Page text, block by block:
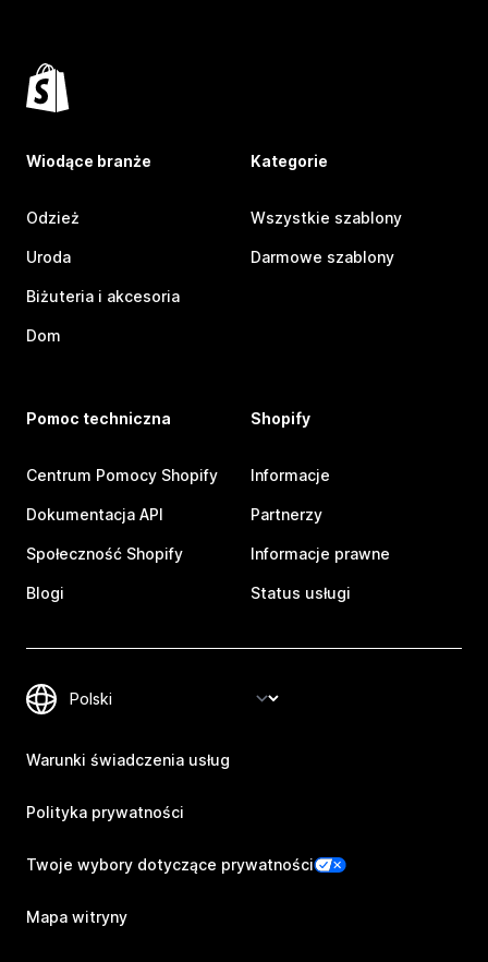
Wiodące branże
Odzież
Uroda
Biżuteria i akcesoria
Dom
Kategorie
Wszystkie szablony
Darmowe szablony
Pomoc techniczna
Centrum Pomocy Shopify
Dokumentacja API
Społeczność Shopify
Blogi
Shopify
Informacje
Partnerzy
Informacje prawne
Status usługi
Warunki świadczenia usług
Polityka prywatności
Twoje wybory dotyczące prywatności
Mapa witryny